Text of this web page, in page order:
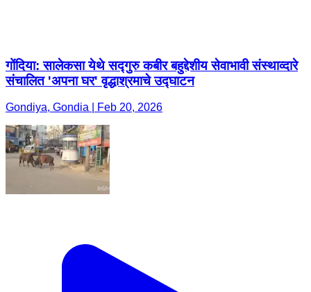
गोंदिया: सालेकसा येथे सद्गुरु कबीर बहुद्देशीय सेवाभावी संस्थाव्दारे
संचालित 'अपना घर' वृद्धाश्रमाचे उद्घाटन
Gondiya, Gondia | Feb 20, 2026